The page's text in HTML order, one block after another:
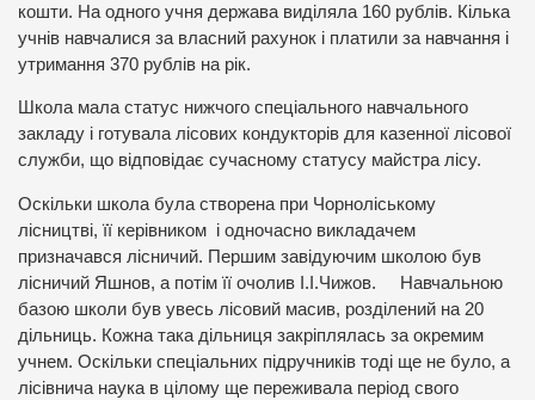
кошти. На одного учня держава виділяла 160 рублів. Кілька
учнів навчалися за власний рахунок і платили за навчання і
утримання 370 рублів на рік.
Школа мала статус нижчого спеціального навчального
закладу і готувала лісових кондукторів для казенної лісової
служби, що відповідає сучасному статусу майстра лісу.
Оскільки школа була створена при Чорноліському
лісництві, її керівником і одночасно викладачем
призначався лісничий. Першим завідуючим школою був
лісничий Яшнов, а потім її очолив І.І.Чижов. Навчальною
базою школи був увесь лісовий масив, розділений на 20
дільниць. Кожна така дільниця закріплялась за окремим
учнем. Оскільки спеціальних підручників тоді ще не було, а
лісівнича наука в цілому ще переживала період свого